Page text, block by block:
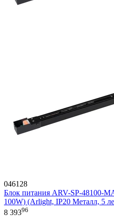
046128
Блок питания ARV-SP-48100-
100W) (Arlight, IP20 Металл, 5
8 39396